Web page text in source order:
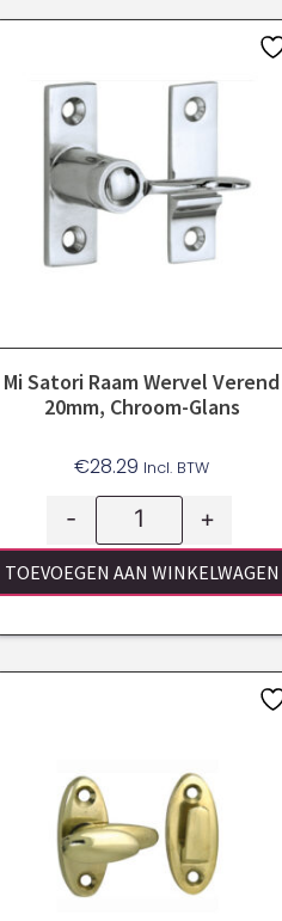
Mi Satori Raam Wervel Verend
20mm, Chroom-Glans
€28.29 Incl. BTW
- +
TOEVOEGEN AAN WINKELWAGEN